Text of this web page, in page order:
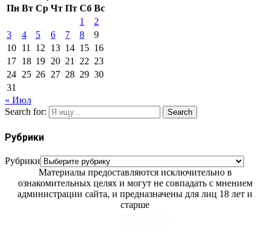
Пн Вт Ср Чт Пт Сб Вс
1
2
3
4 5 6 7 8
9
10 11 12 13 14 15 16
17 18 19 20 21 22 23
24 25 26 27 28 29 30
31
« Июл
Search for:
Search
Рубрики
Рубрики
Материалы предоставляются исключительно в
ознакомительных целях и могут не совпадать с мнением
администрации сайта, и предназначены для лиц 18 лет и
старше